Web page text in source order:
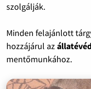
szolgálják.
Minden felajánlott
hozzájárul az
mentőmunkához.